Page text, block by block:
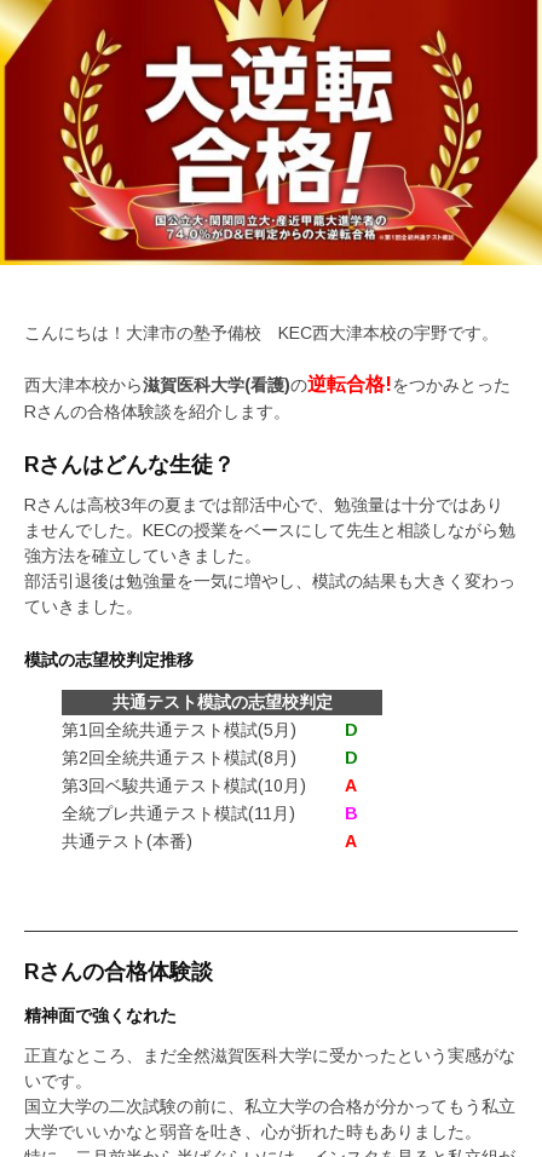
こんにちは！大津市の塾予備校 KEC西大津本校の宇野です。
西大津本校から滋賀医科大学(看護)の逆転合格!をつかみとった
Rさんの合格体験談を紹介します。
Rさんはどんな生徒？
Rさんは高校3年の夏までは部活中心で、勉強量は十分ではあり
ませんでした。KECの授業をベースにして先生と相談しながら勉
強方法を確立していきました。
部活引退後は勉強量を一気に増やし、模試の結果も大きく変わっ
ていきました。
模試の志望校判定推移
共通テスト模試の志望校判定
第1回全統共通テスト模試(5月)
D
第2回全統共通テスト模試(8月)
D
第3回ベ駿共通テスト模試(10月)
A
全統プレ共通テスト模試(11月)
B
共通テスト(本番)
A
Rさんの合格体験談
精神面で強くなれた
正直なところ、まだ全然滋賀医科大学に受かったという実感がな
いです。
国立大学の二次試験の前に、私立大学の合格が分かってもう私立
大学でいいかなと弱音を吐き、心が折れた時もありました。